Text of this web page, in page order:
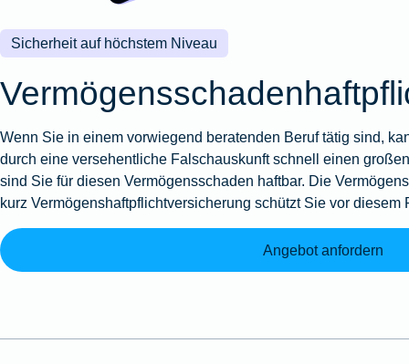
Sicherheit auf höchstem Niveau
Wenn Sie in einem vorwiegend beratenden Beruf tätig sind,
durch eine versehentliche Falschauskunft schnell einen
sind Sie für diesen Vermögensschaden haftbar. Die
kurz Vermögenshaftpflichtversicherung schützt Sie vor diesem
Angebot anfordern